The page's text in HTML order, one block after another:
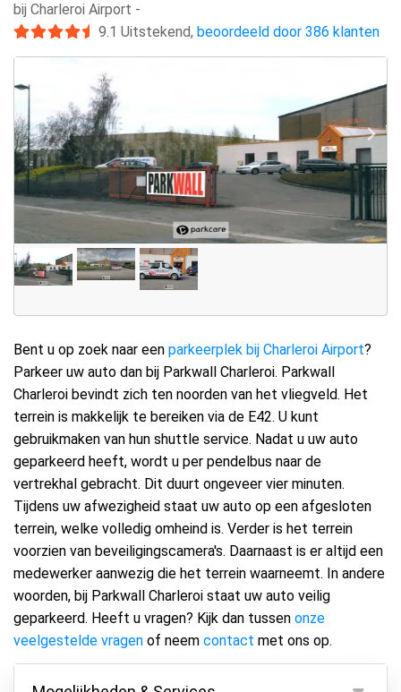
bij Charleroi Airport -
9.1 Uitstekend, beoordeeld door 386 klanten
Bent u op zoek naar een parkeerplek bij Charleroi Airport?
Parkeer uw auto dan bij Parkwall Charleroi. Parkwall
Charleroi bevindt zich ten noorden van het vliegveld. Het
terrein is makkelijk te bereiken via de E42. U kunt
gebruikmaken van hun shuttle service. Nadat u uw auto
geparkeerd heeft, wordt u per pendelbus naar de
vertrekhal gebracht. Dit duurt ongeveer vier minuten.
Tijdens uw afwezigheid staat uw auto op een afgesloten
terrein, welke volledig omheind is. Verder is het terrein
voorzien van beveiligingscamera's. Daarnaast is er altijd een
medewerker aanwezig die het terrein waarneemt. In andere
woorden, bij Parkwall Charleroi staat uw auto veilig
geparkeerd. Heeft u vragen? Kijk dan tussen onze
veelgestelde vragen of neem contact met ons op.